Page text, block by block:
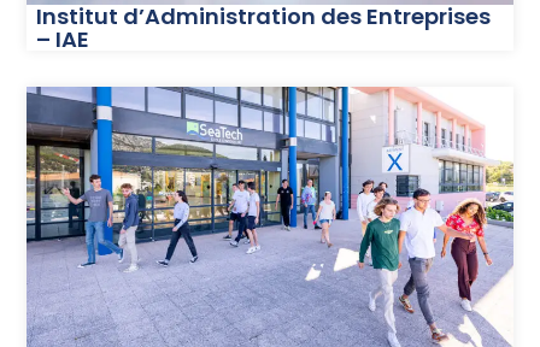
Institut d’Administration des Entreprises
– IAE